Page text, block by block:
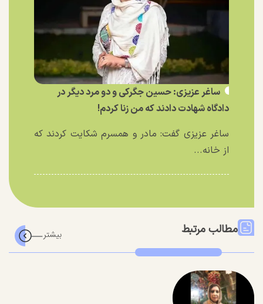
ساغر عزیزی: حسین جگرکی و دو مرد دیگر در
دادگاه شهادت دادند که من زنا کردم!
ساغر عزیزی گفت: مادر و همسرم شکایت کردند که
از خانه...
مطالب مرتبط